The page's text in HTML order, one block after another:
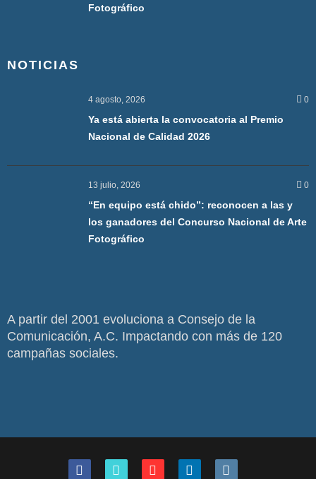
Fotográfico
NOTICIAS
4 agosto, 2026 0
Ya está abierta la convocatoria al Premio
Nacional de Calidad 2026
13 julio, 2026 0
“En equipo está chido”: reconocen a las y
los ganadores del Concurso Nacional de Arte
Fotográfico
A partir del 2001 evoluciona a Consejo de la
Comunicación, A.C. Impactando con más de 120
campañas sociales.